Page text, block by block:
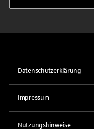
Datenschutzerklärung
Impressum
Nutzungshinweise